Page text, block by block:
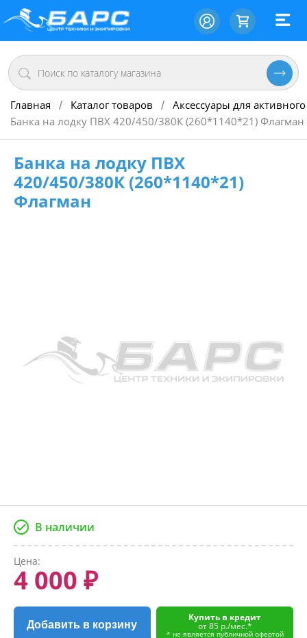
Главная / Каталог товаров / Аксессуары для
Банка на лодку ПВХ 420/450/380К (260*1140*21) Флагман
Банка на лодку ПВХ
420/450/380К (260*1140*21)
Флагман
В наличии
Цена:
4 000 ₽
Добавить в корзину
Купить в кредит
от 85 р./мес.*
* не является публичной офертой